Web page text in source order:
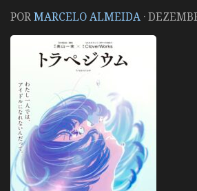
PORMARCELO ALMEIDA ·